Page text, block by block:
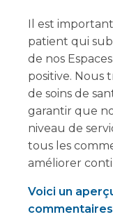
Il est
patient qui
de nos
positive. Nous
de soins de
garantir que
niveau de
tous les
améliorer
Voici un